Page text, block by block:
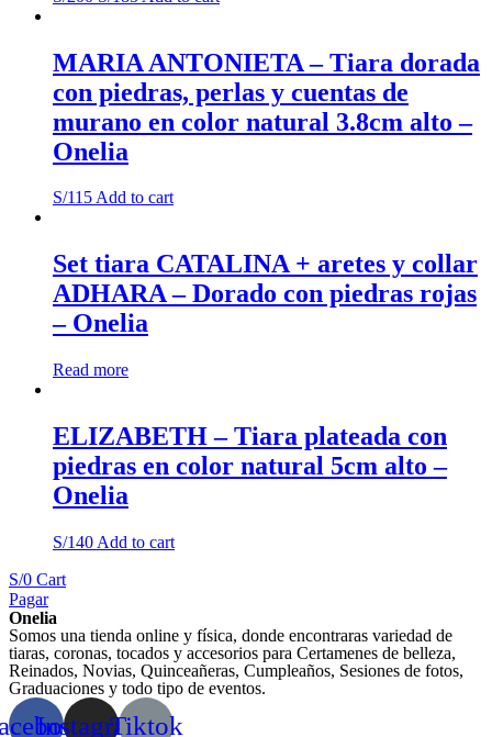
MARIA ANTONIETA – Tiara dorada
con piedras, perlas y cuentas de
murano en color natural 3.8cm alto –
Onelia
S/115Add to cart
Set tiara CATALINA + aretes y collar
ADHARA – Dorado con piedras rojas
– Onelia
Read more
ELIZABETH – Tiara plateada con
piedras en color natural 5cm alto –
Onelia
S/140 Add to cart
S/0 Cart
Pagar
Onelia
Somos una tienda online y física, donde encontraras variedad de
tiaras, coronas, tocados y accesorios para Certamenes de belleza,
Reinados, Novias, Quinceañeras, Cumpleaños, Sesiones de fotos,
Graduaciones y todo tipo de eventos.
InstagramTiktok